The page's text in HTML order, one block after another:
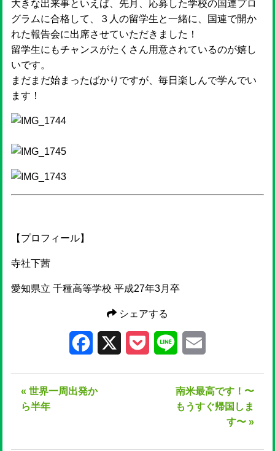
大きな出来事といえば、先月、応募した学校の国連プロ
グラムに合格して、３人の留学生と一緒に、国連で開か
れた報告会に出席させていただきました！
留学生にもチャンスがたくさん用意されているのが嬉し
いです。
まだまだ始まったばかりですが、毎日楽しんで学んでい
ます！
【プロフィール】
寺社下茜
愛知県立 千種高等学校 平成27年3月卒
シェアする
Facebook Pocket Line
« 世界一周出発か
ら半年
南米最高です！〜
もうすぐ帰国しま
す〜 »